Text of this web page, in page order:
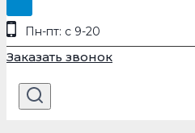
Пн-пт: с 9-20
Заказать звонок